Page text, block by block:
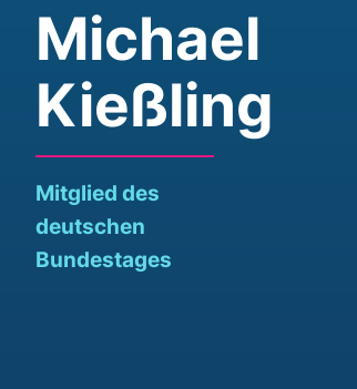
Michael
Kießling
Mitglied des
deutschen
Bundestages